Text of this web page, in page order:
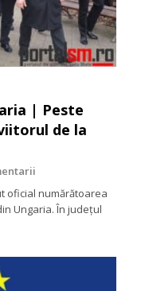
| Peste
de la
oficial numărătoarea
Ungaria. În județul